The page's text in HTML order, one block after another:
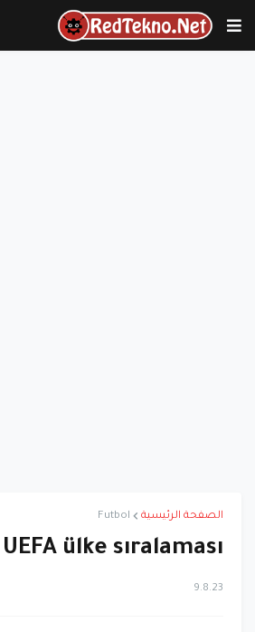
الصفحة الرئيسية Futbol
UEFA ülke sıralaması
9.8.23